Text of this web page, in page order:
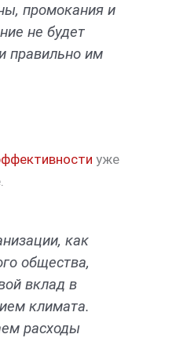
промокания и
не будет
правильно им
уже
как
общества,
вклад в
климата.
расходы